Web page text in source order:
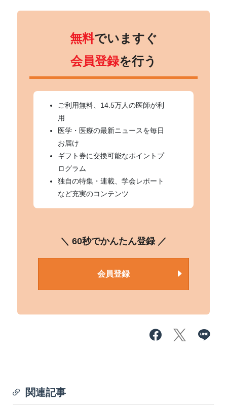
無料でいますぐ
会員登録を行う
ご利用無料、14.5万人の医師が利
用
医学・医療の最新ニュースを毎日
お届け
ギフト券に交換可能なポイントプ
ログラム
独自の特集・連載、学会レポート
など充実のコンテンツ
＼ 60秒でかんたん登録 ／
会員登録
関連記事